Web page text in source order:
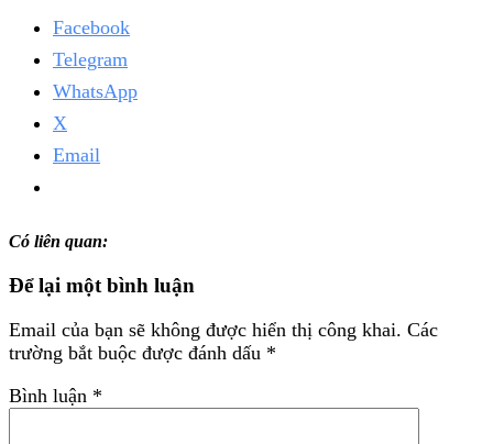
Facebook
Telegram
WhatsApp
X
Email
Có liên quan:
Để lại một bình luận
Email của bạn sẽ không được hiển thị công khai. Các
trường bắt buộc được đánh dấu *
Bình luận *